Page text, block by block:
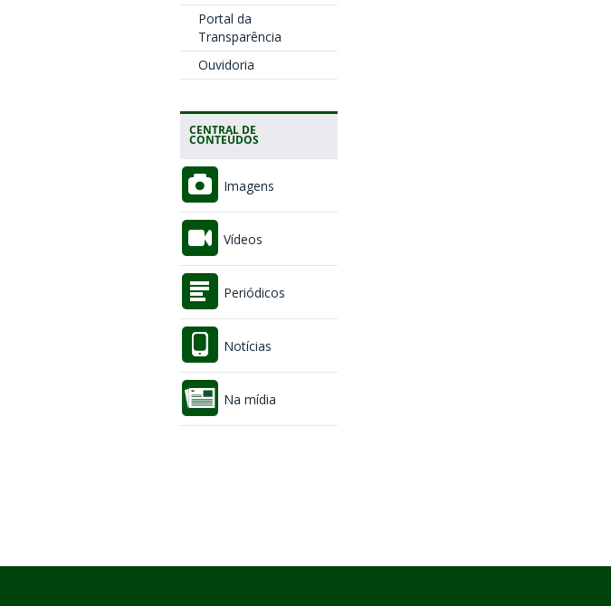
Portal da
Transparência
Ouvidoria
CENTRAL DE
CONTEÚDOS
Imagens
Vídeos
Periódicos
Notícias
Na mídia